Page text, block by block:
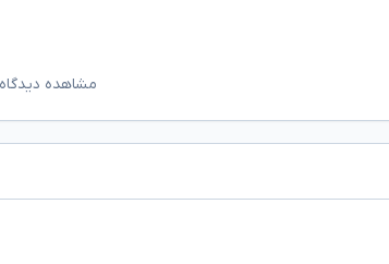
مشاهده